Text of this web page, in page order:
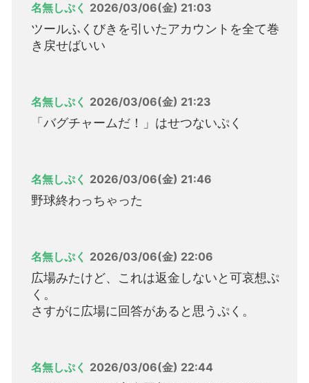
名無しぷく 2026/03/06(金) 21:03
ツールふくびきを引いたアカウントを全て巻
き戻せばいい
名無しぷく 2026/03/06(金) 21:23
「バグチャームだ！」はせつないぷく
名無しぷく 2026/03/06(金) 21:46
野球終わっちゃった
名無しぷく 2026/03/06(金) 22:06
広場みたけど、これは返金しないと可哀想ぷ
く。
さすがに広場に回答があると思うぷく。
名無しぷく 2026/03/06(金) 22:44